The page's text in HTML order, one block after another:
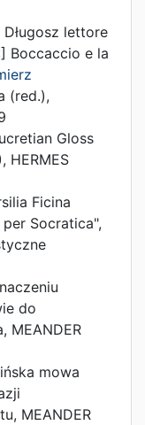
Długosz lettore
Boccaccio e la
(red.),
Gloss
, HERMES
Ficina
Socratica",
do
, MEANDER
mowa
, MEANDER